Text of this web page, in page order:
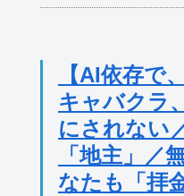
【AI依存で
キャバクラ
にされない
「地主」／
なたも「拝